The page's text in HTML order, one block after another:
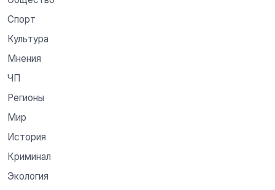
Спорт
Культура
Мнения
ЧП
Регионы
Мир
История
Криминал
Экология